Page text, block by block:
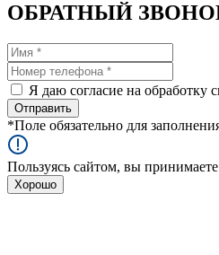
ОБРАТНЫЙ
Я даю согласие на обработку
*Поле обязательно для
Пользуясь сайтом, вы
Хорошо